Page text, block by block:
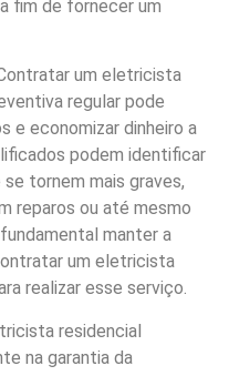
fim de fornecer um
um eletricista
regular pode
e economizar dinheiro a
podem identificar
tornem mais graves,
reparos ou até mesmo
manter a
um eletricista
realizar esse serviço.
residencial
na garantia da